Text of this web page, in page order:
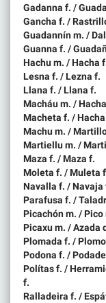
Gadanna f. /
Gancha f. /
Guadannín m. /
Guanna f. /
Hachu m. / Hacha
Lesna f. / Lezna f.
Llana f. / Llana f.
Macháu m. /
Macheta f. /
Machu m. /
Martiellu m. /
Maza f. / Maza f.
Moleta f. / Muleta
Navalla f. / Navaja
Parafusa f. /
Picachón m. / Pico
Picaxu m. / Azada
Plomada f. /
Podona f. /
Polítas f. /
f.
Ralladeira f. /